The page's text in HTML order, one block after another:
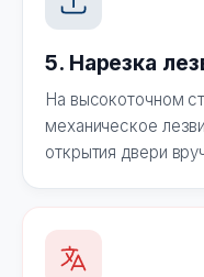
5. Нарезка
На высокоточном
механическое
открытия двери